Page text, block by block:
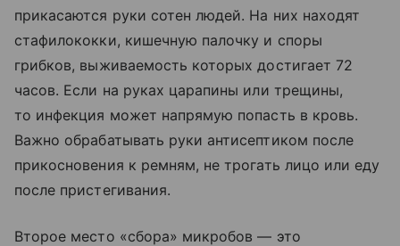
прикасаются руки сотен людей. На них находят
стафилококки, кишечную палочку и споры
грибков, выживаемость которых достигает 72
часов. Если на руках царапины или трещины,
то инфекция может напрямую попасть в кровь.
Важно обрабатывать руки антисептиком после
прикосновения к ремням, не трогать лицо или еду
после пристегивания.
Второе место «сбора» микробов — это